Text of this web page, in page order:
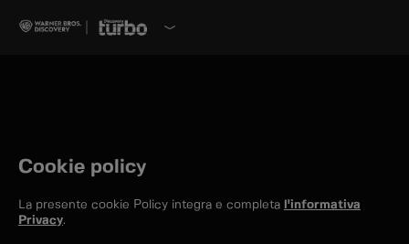
Cookie policy
La presente cookie Policy integra e completa
l'informativa
Privacy.